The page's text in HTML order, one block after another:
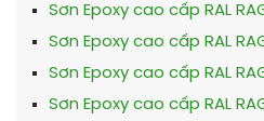
Sơn Epoxy cao cấp RAL
Sơn Epoxy cao cấp RAL
Sơn Epoxy cao cấp RAL
Sơn Epoxy cao cấp RAL